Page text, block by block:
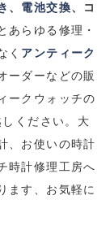
、 電池交換、コ
あらゆる修理・
く アンティーク
ーダーなどの販
ークウォッチの
ください。 大
、お使いの時計
時計修理工房へ
ます、お気軽に